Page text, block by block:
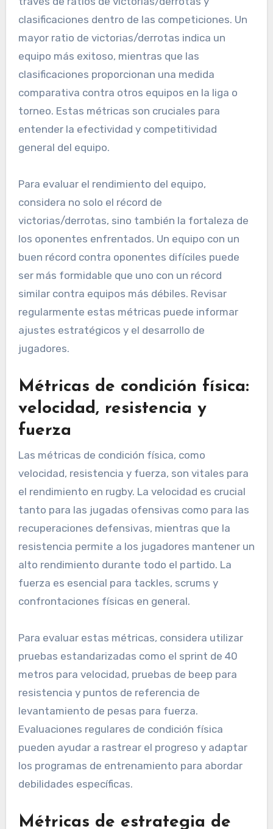
clasificaciones dentro de las competiciones. Un
mayor ratio de victorias/derrotas indica un
equipo más exitoso, mientras que las
clasificaciones proporcionan una medida
comparativa contra otros equipos en la liga o
torneo. Estas métricas son cruciales para
entender la efectividad y competitividad
general del equipo.
Para evaluar el rendimiento del equipo,
considera no solo el récord de
victorias/derrotas, sino también la fortaleza de
los oponentes enfrentados. Un equipo con un
buen récord contra oponentes difíciles puede
ser más formidable que uno con un récord
similar contra equipos más débiles. Revisar
regularmente estas métricas puede informar
ajustes estratégicos y el desarrollo de
jugadores.
Métricas de condición física:
velocidad, resistencia y
fuerza
Las métricas de condición física, como
velocidad, resistencia y fuerza, son vitales para
el rendimiento en rugby. La velocidad es crucial
tanto para las jugadas ofensivas como para las
recuperaciones defensivas, mientras que la
resistencia permite a los jugadores mantener un
alto rendimiento durante todo el partido. La
fuerza es esencial para tackles, scrums y
confrontaciones físicas en general.
Para evaluar estas métricas, considera utilizar
pruebas estandarizadas como el sprint de 40
metros para velocidad, pruebas de beep para
resistencia y puntos de referencia de
levantamiento de pesas para fuerza.
Evaluaciones regulares de condición física
pueden ayudar a rastrear el progreso y adaptar
los programas de entrenamiento para abordar
debilidades específicas.
Métricas de estrategia de